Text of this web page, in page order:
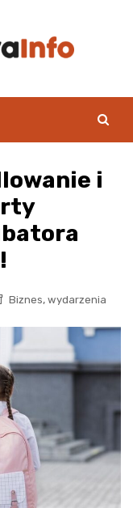
i
Biznes, wydarzenia